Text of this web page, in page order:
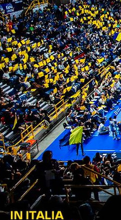
passa al PalaMaiata,
0